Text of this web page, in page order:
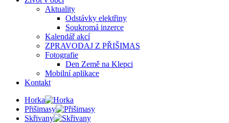
Aktuality
Odstávky elektřiny
Soukromá inzerce
Kalendář akcí
ZPRAVODAJ Z PŘIŠIMAS
Fotografie
Den Země na Klepci
Mobilní aplikace
Kontakt
Horka
Přišimasy
Skřivany